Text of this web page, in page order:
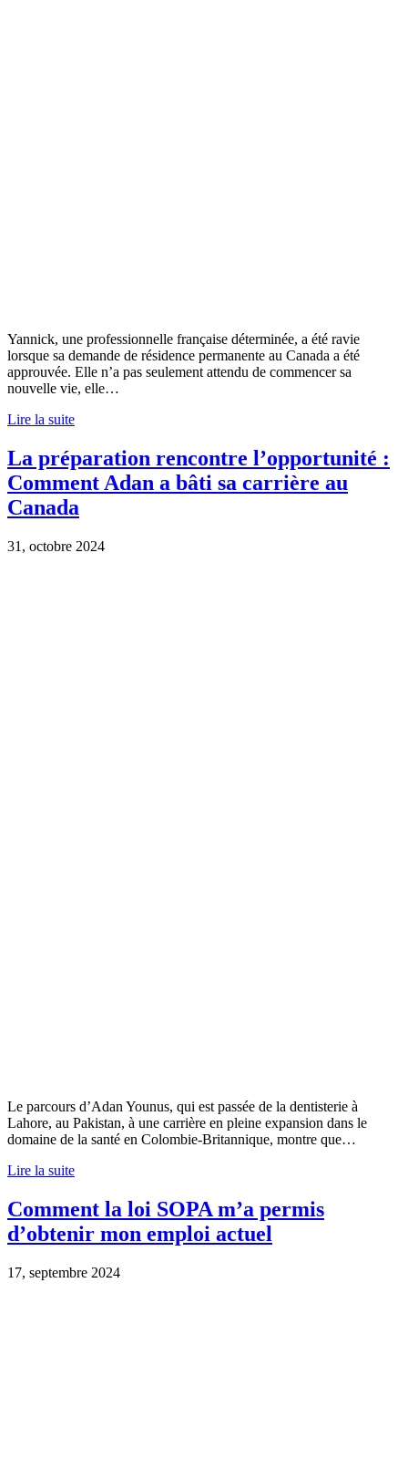
Yannick, une professionnelle française déterminée, a été ravie
lorsque sa demande de résidence permanente au Canada a été
approuvée. Elle n’a pas seulement attendu de commencer sa
nouvelle vie, elle…
Lire la suite
La préparation rencontre l’opportunité :
Comment Adan a bâti sa carrière au
Canada
31, octobre 2024
Le parcours d’Adan Younus, qui est passée de la dentisterie à
Lahore, au Pakistan, à une carrière en pleine expansion dans le
domaine de la santé en Colombie-Britannique, montre que…
Lire la suite
Comment la loi SOPA m’a permis
d’obtenir mon emploi actuel
17, septembre 2024